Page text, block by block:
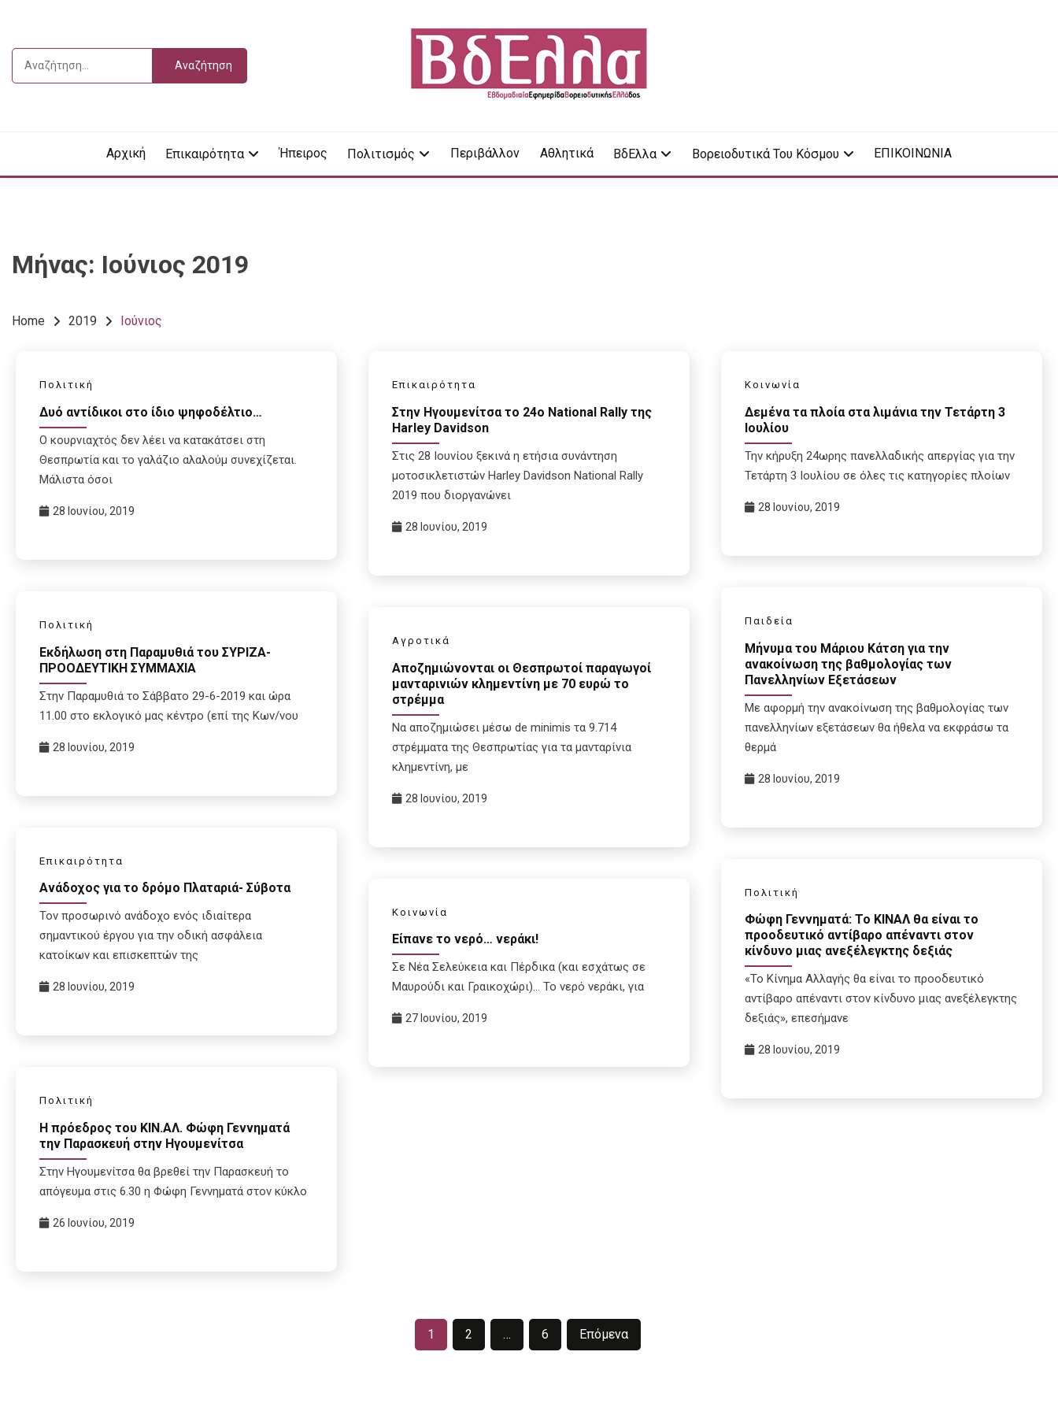
content
Αναζήτηση
Αρχική Επικαιρότητα Ήπειρος Πολιτισμός Περιβάλλον Αθλητικά ΒδΕλλα Βορειοδυτικά Του Κόσμου ΕΠΙΚΟΙΝΩΝΙΑ
Μήνας: Ιούνιος 2019
Home 2019 Ιούνιος
Πολιτική
Δυό αντίδικοι στο ίδιο ψηφοδέλτιο…
Ο κουρνιαχτός δεν λέει να κατακάτσει στη
Θεσπρωτία και το γαλάζιο αλαλούμ συνεχίζεται.
Μάλιστα όσοι
28 Ιουνίου, 2019
Επικαιρότητα
Στην Ηγουμενίτσα το 24ο National Rally της
Harley Davidson
Στις 28 Ιουνίου ξεκινά η ετήσια συνάντηση
μοτοσικλετιστών Harley Davidson National Rally
2019 που διοργανώνει
28 Ιουνίου, 2019
Κοινωνία
Δεμένα τα πλοία στα λιμάνια την Τετάρτη 3
Ιουλίου
Την κήρυξη 24ωρης πανελλαδικής απεργίας για την
Τετάρτη 3 Ιουλίου σε όλες τις κατηγορίες πλοίων
28 Ιουνίου, 2019
Παιδεία
Μήνυμα του Μάριου Κάτση για την
ανακοίνωση της βαθμολογίας των
Πανελληνίων Εξετάσεων
Με αφορμή την ανακοίνωση της βαθμολογίας των
πανελληνίων εξετάσεων θα ήθελα να εκφράσω τα
θερμά
28 Ιουνίου, 2019
Πολιτική
Εκδήλωση στη Παραμυθιά του ΣΥΡΙΖΑ-
ΠΡΟΟΔΕΥΤΙΚΗ ΣΥΜΜΑΧΙΑ
Στην Παραμυθιά το Σάββατο 29-6-2019 και ώρα
11.00 στο εκλογικό μας κέντρο (επί της Κων/νου
28 Ιουνίου, 2019
Αγροτικά
Αποζημιώνονται οι Θεσπρωτοί παραγωγοί
μανταρινιών κλημεντίνη με 70 ευρώ το
στρέμμα
Να αποζημιώσει μέσω de minimis τα 9.714
στρέμματα της Θεσπρωτίας για τα μανταρίνια
κλημεντίνη, με
28 Ιουνίου, 2019
Επικαιρότητα
Ανάδοχος για το δρόμο Πλαταριά- Σύβοτα
Τον προσωρινό ανάδοχο ενός ιδιαίτερα
σημαντικού έργου για την οδική ασφάλεια
κατοίκων και επισκεπτών της
28 Ιουνίου, 2019
Πολιτική
Φώφη Γεννηματά: Το ΚΙΝΑΛ θα είναι το
προοδευτικό αντίβαρο απέναντι στον
κίνδυνο μιας ανεξέλεγκτης δεξιάς
«Το Κίνημα Αλλαγής θα είναι το προοδευτικό
αντίβαρο απέναντι στον κίνδυνο μιας ανεξέλεγκτης
δεξιάς», επεσήμανε
28 Ιουνίου, 2019
Κοινωνία
Είπανε το νερό… νεράκι!
Σε Νέα Σελεύκεια και Πέρδικα (και εσχάτως σε
Μαυρούδι και Γραικοχώρι)… Το νερό νεράκι, για
27 Ιουνίου, 2019
Πολιτική
H πρόεδρος του ΚΙΝ.ΑΛ. Φώφη Γεννηματά
την Παρασκευή στην Ηγουμενίτσα
Στην Ηγουμενίτσα θα βρεθεί την Παρασκευή το
απόγευμα στις 6.30 η Φώφη Γεννηματά στον κύκλο
26 Ιουνίου, 2019
1 2 … 6 Επόμενα